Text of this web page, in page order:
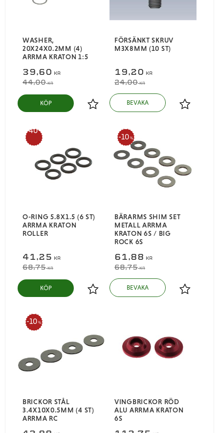
WASHER,
20X24X0.2MM (4)
ARRMA KRATON 1:5
39,60 KR
44,00KR
Lägg till i favoriter
KÖP
FÖRSÄNKT SKRUV
M3X8MM (10 ST)
19,20 KR
24,00KR
Lägg till i
O-RING 5.8X1.5 (6 ST)
ARRMA KRATON
ROLLER
41,25 KR
68,75KR
40
%
Lägg till i favoriter
KÖP
BÄRARMS SHIM SET
METALL ARRMA
KRATON 6S / BIG
ROCK 6S
61,88 KR
68,75KR
10 %
Lägg till i
BRICKOR STÅL
3.4X10X0.5MM (4 ST)
ARRMA RC
10 %
VINGBRICKOR RÖD
ALU ARRMA KRATON
6S